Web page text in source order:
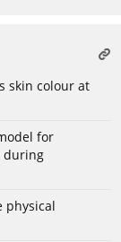
skin colour at
for
during
physical